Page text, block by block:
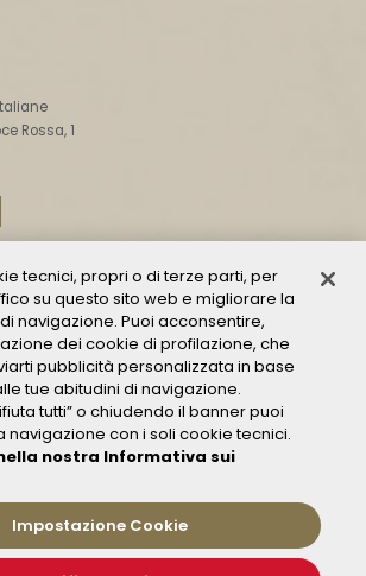
Rossa, 1
231
segnalazioni - Whistleblowing
di Trasporto
tecnici, propri o di terze parti, per
su questo sito web e migliorare la
navigazione. Puoi acconsentire,
dei cookie di profilazione, che
pubblicità personalizzata in base
tue abitudini di navigazione.
tutti” o chiudendo il banner puoi
con i soli cookie tecnici.
nostra Informativa sui
Impostazione Cookie